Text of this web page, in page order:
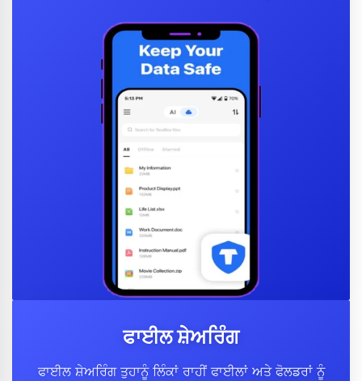
ਫਾਈਲ ਸ਼ੇਅਰਿੰਗ
ਫਾਈਲ ਸ਼ੇਅਰਿੰਗ ਤੁਹਾਨੂੰ ਲਿੰਕਾਂ ਰਾਹੀਂ ਫਾਈਲਾਂ ਅਤੇ ਫੋਲਡਰਾਂ ਨੂੰ